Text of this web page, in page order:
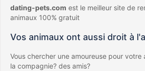
dating-pets.com est le meilleur site de
animaux 100% gratuit
Vos animaux ont aussi droit à
Vous chercher une amoureuse pour votre
la compagnie? des amis?